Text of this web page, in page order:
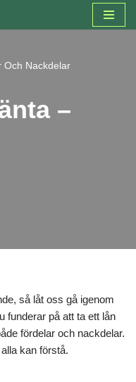
Och Nackdelar
–
så låt oss gå igenom
funderar på att ta ett lån
fördelar och nackdelar.
kan förstå.